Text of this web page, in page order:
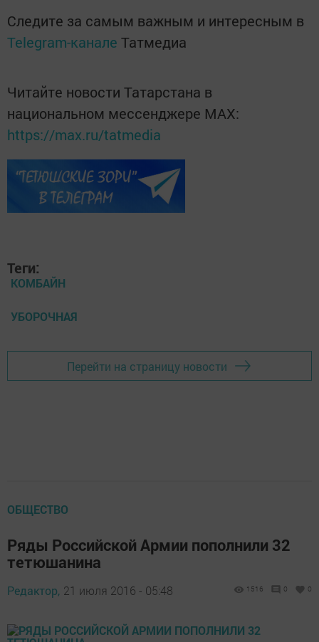
Следите за самым важным и интересным в
Telegram-канале Татмедиа
Читайте новости Татарстана в
национальном мессенджере MАХ:
https://max.ru/tatmedia
Теги:
КОМБАЙН
УБОРОЧНАЯ
Перейти на страницу новости
ОБЩЕСТВО
Ряды Российской Армии пополнили 32
тетюшанина
Редактор, 21 июля 2016 - 05:48 1516 0 0